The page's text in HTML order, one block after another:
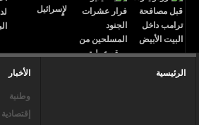
الرئيسية الأخبار
وطنية
إقتصادية